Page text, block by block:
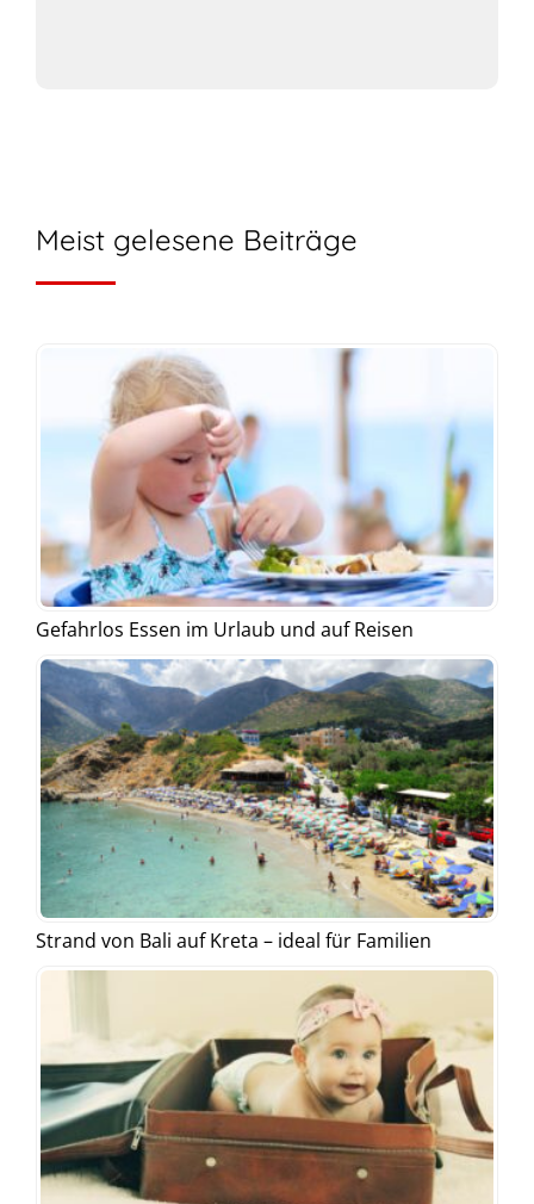
Meist gelesene Beiträge
Gefahrlos Essen im Urlaub und auf Reisen
Strand von Bali auf Kreta – ideal für Familien